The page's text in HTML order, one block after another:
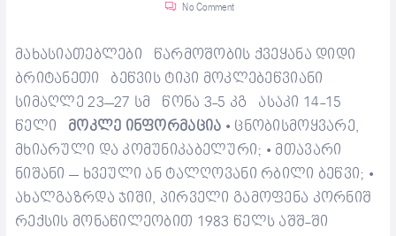
No Comment
მახასიათებლები წარმოშობის ქვეყანა დიდი
ბრიტანეთი
ბეწვის ტიპი მოკლებეწვიანი
სიმაღლე 23–27 სმ წონა 3-5 კგ ასაკი 14-15
წელი
მოკლე ინფორმაცია • ცნობისმოყვარე,
მხიარული და კომუნიკაბელური; • მთავარი
ნიშანი – ხვეული ან ტალღოვანი რბილი ბეწვი; •
ახალგაზრდა ჯიში, პირველი გამოფენა კორნიშ
რექსის მონაწილეობით 1983 წელს აშშ-ში